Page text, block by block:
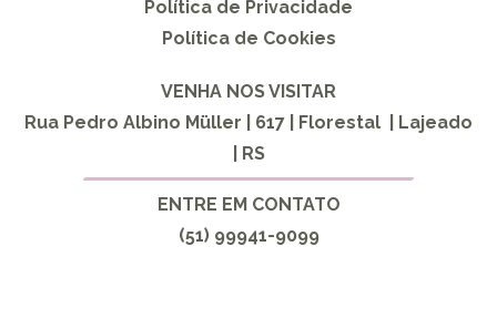
Política de Privacidade
Política de Cookies
VENHA NOS VISITAR
Rua Pedro Albino Müller | 617 | Florestal | Lajeado
| RS
ENTRE EM CONTATO
(51) 99941-9099